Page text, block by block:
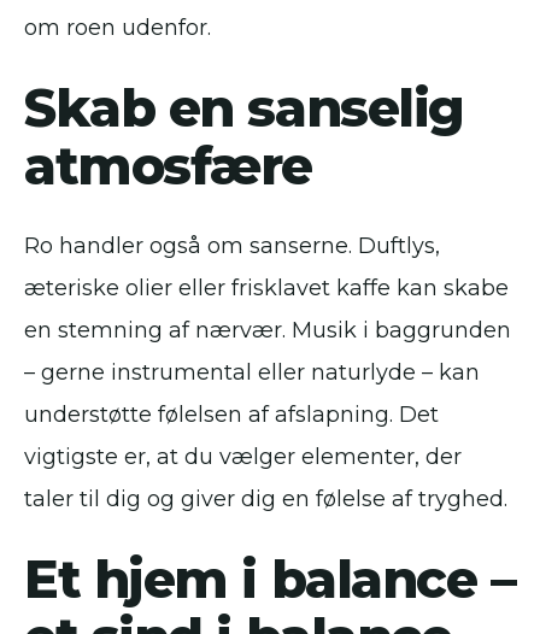
om roen udenfor.
Skab en sanselig
atmosfære
Ro handler også om sanserne. Duftlys,
æteriske olier eller frisklavet kaffe kan skabe
en stemning af nærvær. Musik i baggrunden
– gerne instrumental eller naturlyde – kan
understøtte følelsen af afslapning. Det
vigtigste er, at du vælger elementer, der
taler til dig og giver dig en følelse af tryghed.
Et hjem i balance –